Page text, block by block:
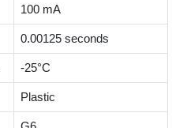
100 mA
0.00125 seconds
-25°C
Plastic